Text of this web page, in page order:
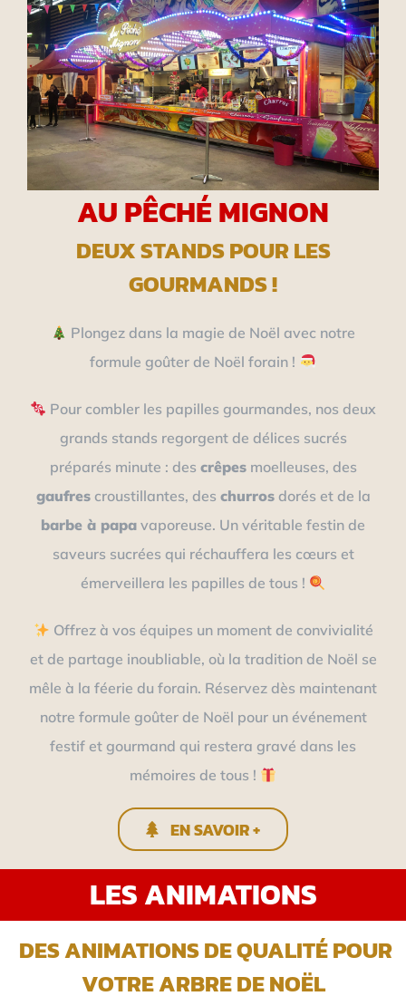
AU PÊCHÉ MIGNON
DEUX STANDS POUR LES
GOURMANDS !
Plongez dans la magie de Noël avec notre
formule goûter de Noël forain !
Pour combler les papilles gourmandes, nos deux
grands stands regorgent de délices sucrés
préparés minute : des crêpesmoelleuses, des
gaufrescroustillantes, des churrosdorés et de la
barbe à papa vaporeuse. Un véritable festin de
saveurs sucrées qui réchauffera les cœurs et
émerveillera les papilles de tous !
Offrez à vos équipes un moment de convivialité
et de partage inoubliable, où la tradition de Noël se
mêle à la féerie du forain. Réservez dès maintenant
notre formule goûter de Noël pour un événement
festif et gourmand qui restera gravé dans les
mémoires de tous !
EN SAVOIR +
LES ANIMATIONS
DES ANIMATIONS DE QUALITÉ POUR
VOTRE ARBRE DE NOËL